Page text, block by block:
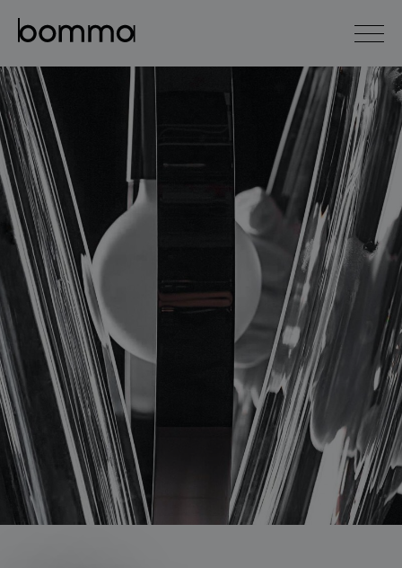
english čeština 0
kolekce svítidel
světelné konstelace